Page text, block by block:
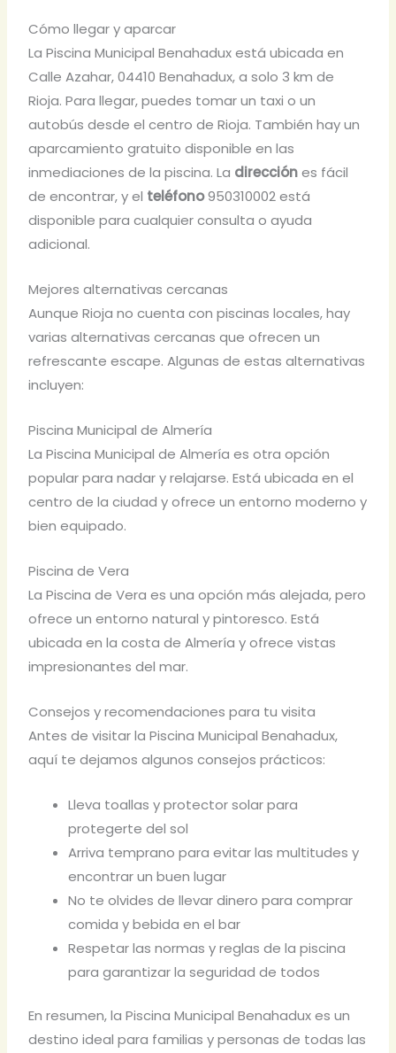
Cómo llegar y aparcar
La Piscina Municipal Benahadux está ubicada en
Calle Azahar, 04410 Benahadux, a solo 3 km de
Rioja. Para llegar, puedes tomar un taxi o un
autobús desde el centro de Rioja. También hay un
aparcamiento gratuito disponible en las
inmediaciones de la piscina. La direcciónes fácil
de encontrar, y el teléfono950310002 está
disponible para cualquier consulta o ayuda
adicional.
Mejores alternativas cercanas
Aunque Rioja no cuenta con piscinas locales, hay
varias alternativas cercanas que ofrecen un
refrescante escape. Algunas de estas alternativas
incluyen:
Piscina Municipal de Almería
La Piscina Municipal de Almería es otra opción
popular para nadar y relajarse. Está ubicada en el
centro de la ciudad y ofrece un entorno moderno y
bien equipado.
Piscina de Vera
La Piscina de Vera es una opción más alejada, pero
ofrece un entorno natural y pintoresco. Está
ubicada en la costa de Almería y ofrece vistas
impresionantes del mar.
Consejos y recomendaciones para tu visita
Antes de visitar la Piscina Municipal Benahadux,
aquí te dejamos algunos consejos prácticos:
Lleva toallas y protector solar para
protegerte del sol
Arriva temprano para evitar las multitudes y
encontrar un buen lugar
No te olvides de llevar dinero para comprar
comida y bebida en el bar
Respetar las normas y reglas de la piscina
para garantizar la seguridad de todos
En resumen, la Piscina Municipal Benahadux es un
destino ideal para familias y personas de todas las